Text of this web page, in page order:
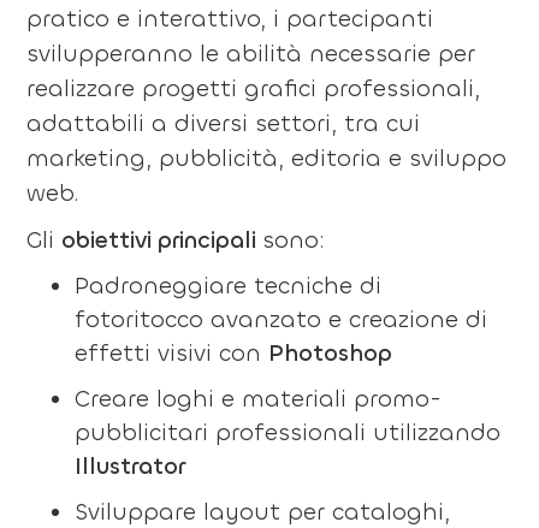
pratico e interattivo, i partecipanti
svilupperanno le abilità necessarie per
realizzare progetti grafici professionali,
adattabili a diversi settori, tra cui
marketing, pubblicità, editoria e sviluppo
web.
Gli obiettivi principali sono:
Padroneggiare tecniche di
fotoritocco avanzato e creazione di
effetti visivi con Photoshop
Creare loghi e materiali promo-
pubblicitari professionali utilizzando
Illustrator
Sviluppare layout per cataloghi,